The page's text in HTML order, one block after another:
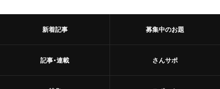
新着記事
記事・連載
募集中のお題
さんサポ